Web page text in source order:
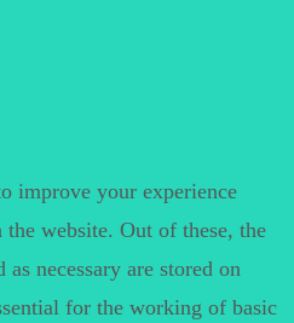
improve your experience
website. Out of these, the
necessary are stored on
for the working of basic